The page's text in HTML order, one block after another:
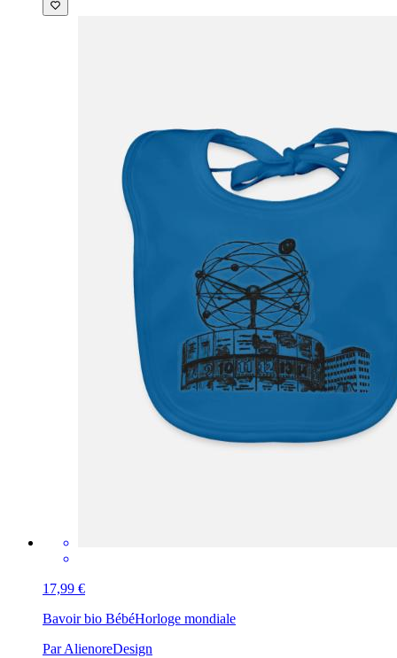
17,99 €
Bavoir bio BébéHorloge mondiale
Par AlienoreDesign